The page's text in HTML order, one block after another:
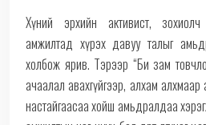
Хүний эрхийн активист,
амжилтад хүрэх давуу талыг
холбож ярив. Тэрээр “Би зам товчлох
ачаалал авахгүйгээр, алхам
настайгаасаа хойш амьдралдаа